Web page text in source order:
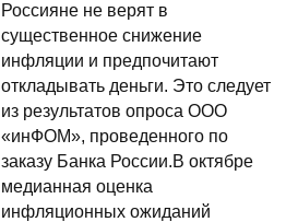
Россияне не верят в
существенное снижение
инфляции и предпочитают
откладывать деньги. Это следует
из результатов опроса ООО
«инФОМ», проведенного по
заказу Банка России.В октябре
медианная оценка
инфляционных ожиданий